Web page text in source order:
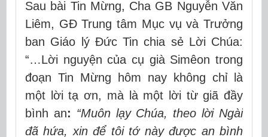
Sau bài Tin Mừng, Cha GB Nguyễn Văn
Liêm, GĐ Trung tâm Mục vụ và Trưởng
ban Giáo lý Đức Tin chia sẻ Lời Chúa:
“…Lời nguyện của cụ già Simêon trong
đoạn Tin Mừng hôm nay không chỉ là
một lời tạ ơn, mà là một lời từ giã đầy
bình an: “Muôn lạy Chúa, theo lời Ngài
đã hứa, xin để tôi tớ này được an bình